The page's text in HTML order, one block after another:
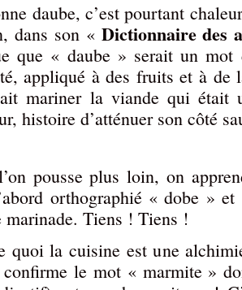
daube, c’est pourtant
dans son « Dictionnaire des
que « daube » serait un mot
appliqué à des fruits et à de
mariner la viande qui était
histoire d’atténuer son côté
pousse plus loin, on
orthographié « dobe »
marinade. Tiens ! Tiens !
quoi la cuisine est une
confirme le mot « marmite »